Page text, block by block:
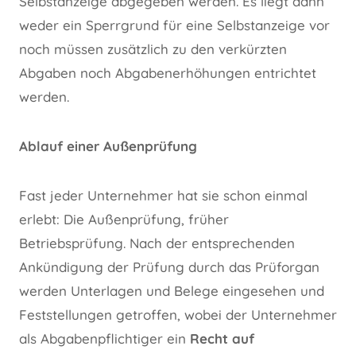
weder ein Sperrgrund für eine Selbstanzeige vor
noch müssen zusätzlich zu den verkürzten
Abgaben noch Abgabenerhöhungen entrichtet
werden.
Ablauf einer Außenprüfung
Fast jeder Unternehmer hat sie schon einmal
erlebt: Die Außenprüfung, früher
Betriebsprüfung. Nach der entsprechenden
Ankündigung der Prüfung durch das Prüforgan
werden Unterlagen und Belege eingesehen und
Feststellungen getroffen, wobei der Unternehmer
als Abgabenpflichtiger ein Recht auf